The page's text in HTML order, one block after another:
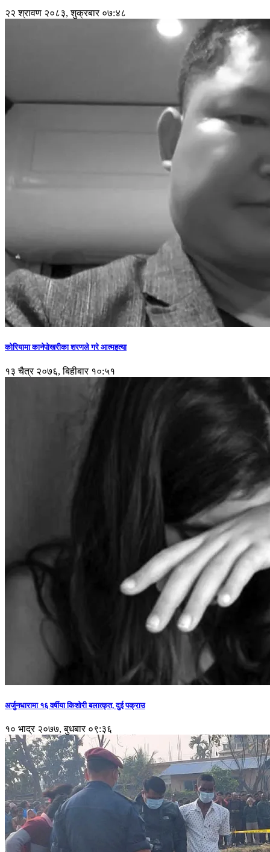
२२ श्रावण २०८३, शुक्रबार ०७:४८
कोरियामा कानेपोखरीका शरणले गरे आत्महत्या
१३ चैत्र २०७६, बिहीबार १०:५१
अर्जुनधारामा १६ वर्षीया किशोरी बलात्कृत, दुई पक्राउ
१० भाद्र २०७७, बुधबार ०९:३६